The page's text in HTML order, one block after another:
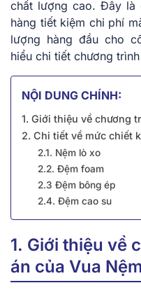
chất lượng cao. Đây là
hàng tiết kiệm chi phí
lượng hàng đầu cho
hiểu chi tiết chương
NỘI DUNG CHÍNH:
1. Giới thiệu về chương
2. Chi tiết về mức chiết
2.1. Nệm lò xo
2.2. Đệm foam
2.3 Đệm bông ép
2.4. Đệm cao su
1. Giới thiệu về
án của Vua Nệm